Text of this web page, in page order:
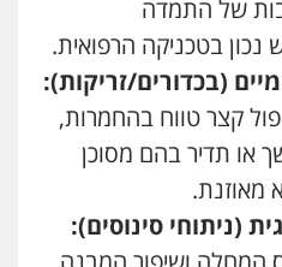
של התמדה
נכון בטכניקה הרפואית.
(בכדורים/זריקות):
קצר טווח בהחמרות,
או תדיר בהם מסוכן
מאוזנת.
(ניתוחי סינוסים):